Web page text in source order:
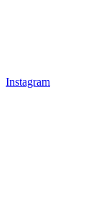
Instagram